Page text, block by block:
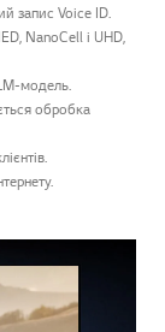
запис Voice ID.
NanoCell і UHD,
модель.
обробка